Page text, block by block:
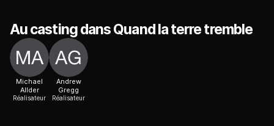
Au casting dans Quand la terre tremble
Michael
Allder
Réalisateur
Andrew
Gregg
Réalisateur